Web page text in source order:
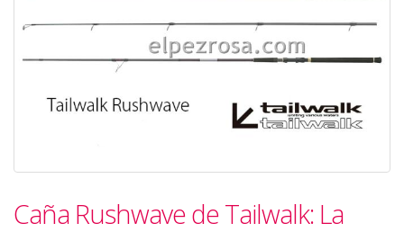
Caña Rushwave de Tailwalk: La